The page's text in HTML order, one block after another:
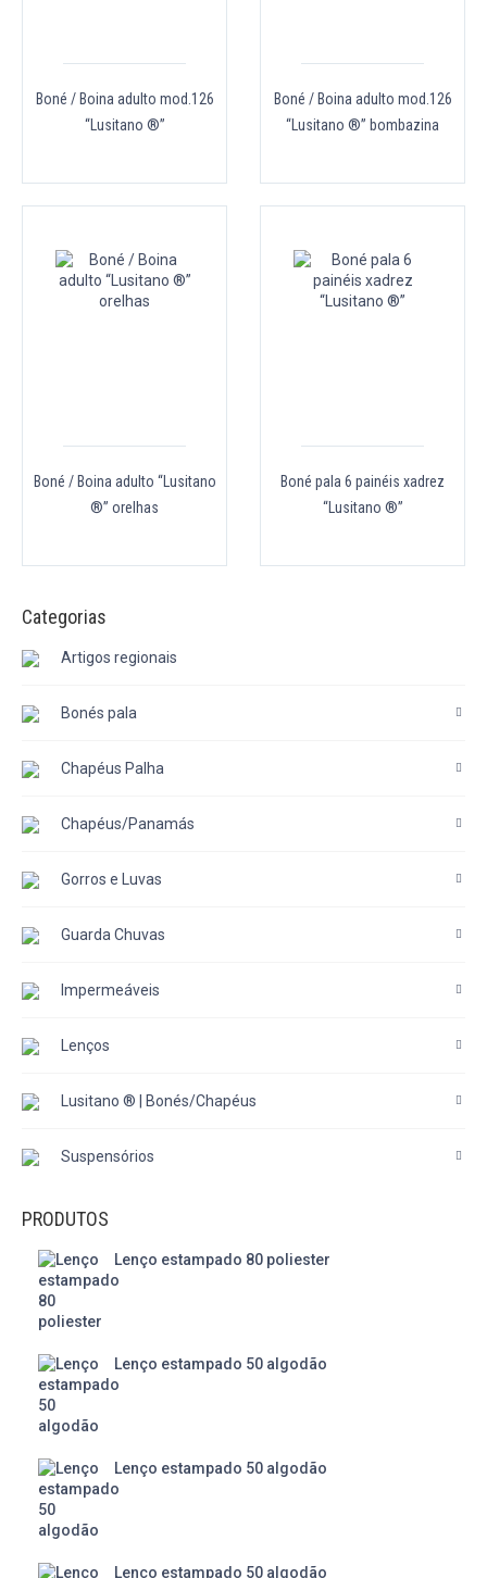
Boné / Boina adulto mod.126
“Lusitano ®”
Boné / Boina adulto mod.126
“Lusitano ®” bombazina
Boné / Boina adulto “Lusitano
®” orelhas
Boné pala 6 painéis xadrez
“Lusitano ®”
Categorias
Artigos regionais
Bonés pala
Chapéus Palha
Chapéus/Panamás
Gorros e Luvas
Guarda Chuvas
Impermeáveis
Lenços
Lusitano ® | Bonés/Chapéus
Suspensórios
PRODUTOS
Lenço estampado 80 poliester
Lenço estampado 50 algodão
Lenço estampado 50 algodão
Lenço estampado 50 algodão